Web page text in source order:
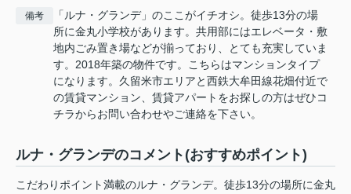
備考
「ルナ・グランデ」のここがイチオシ。徒歩13分の場
所に金丸小学校があります。共用部にはエレベータ・敷
地内ごみ置き場などが揃っており、とても充実していま
す。2018年築の物件です。こちらはマンションタイプ
になります。久留米市エリアと西鉄大牟田線花畑付近で
の賃貸マンション、賃貸アパートをお探しの方はぜひコ
チラからお問い合わせやご連絡を下さい。
ルナ・グランデのコメント(おすすめポイント)
こだわりポイント満載のルナ・グランデ。徒歩13分の場所に金丸